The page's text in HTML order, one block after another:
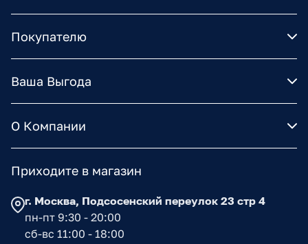
Покупателю
Ваша Выгода
О Компании
Приходите в магазин
г. Москва, Подсосенский переулок 23 стр 4
пн-пт 9:30 - 20:00
сб-вс 11:00 - 18:00